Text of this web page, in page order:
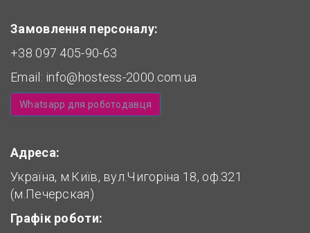
Замовлення персоналу:
+38 097 405-90-63
Email: info@hostess-2000.com.ua
Whatsapp для роботодавця
Адреса:
Україна, м.Київ, вул.Чигоріна 18, оф.321
(м.Печерская)
Графік роботи: